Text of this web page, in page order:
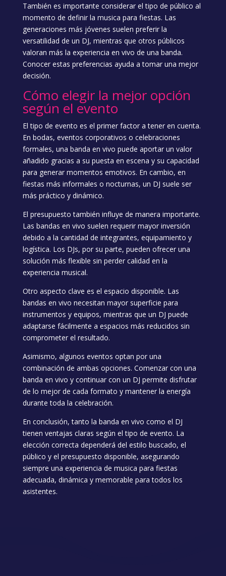
También es importante considerar el tipo de público al
momento de definir la musica para fiestas. Las
generaciones más jóvenes suelen preferir la
versatilidad de un DJ, mientras que otros públicos
valoran más la experiencia en vivo de una banda.
Conocer estas preferencias ayuda a tomar una mejor
decisión.
Cómo elegir la mejor opción
según el evento
El tipo de evento es el primer factor a tener en cuenta.
En bodas, eventos corporativos o celebraciones
formales, una banda en vivo puede aportar un valor
añadido gracias a su puesta en escena y su capacidad
para generar momentos emotivos. En cambio, en
fiestas más informales o nocturnas, un DJ suele ser
más práctico y dinámico.
El presupuesto también influye de manera importante.
Las bandas en vivo suelen requerir mayor inversión
debido a la cantidad de integrantes, equipamiento y
logística. Los DJs, por su parte, pueden ofrecer una
solución más flexible sin perder calidad en la
experiencia musical.
Otro aspecto clave es el espacio disponible. Las
bandas en vivo necesitan mayor superficie para
instrumentos y equipos, mientras que un DJ puede
adaptarse fácilmente a espacios más reducidos sin
comprometer el resultado.
Asimismo, algunos eventos optan por una
combinación de ambas opciones. Comenzar con una
banda en vivo y continuar con un DJ permite disfrutar
de lo mejor de cada formato y mantener la energía
durante toda la celebración.
En conclusión, tanto la banda en vivo como el DJ
tienen ventajas claras según el tipo de evento. La
elección correcta dependerá del estilo buscado, el
público y el presupuesto disponible, asegurando
siempre una experiencia de musica para fiestas
adecuada, dinámica y memorable para todos los
asistentes.